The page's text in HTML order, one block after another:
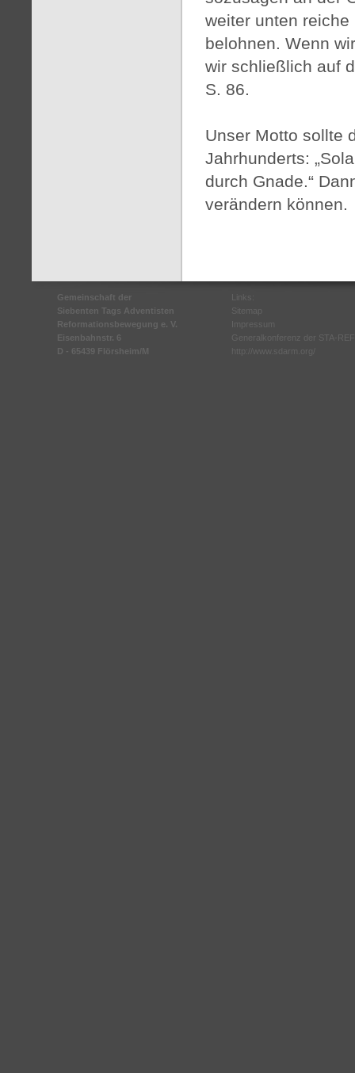
weiter unten
belohnen. Wenn
wir schließlich auf
S. 86.
Unser Motto sollte
Jahrhunderts:
durch Gnade.“
verändern können.
Gemeinschaft der
Siebenten Tags Adventisten
Reformationsbewegung e. V.
Eisenbahnstr. 6
D - 65439 Flörsheim/M
Links:
Sitemap
Impressum
Generalkonferenz der STA-
http://www.sdarm.org/